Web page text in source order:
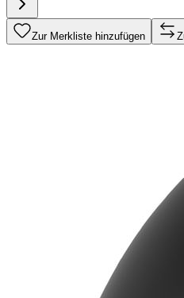
Zur Merkliste hinzufügen